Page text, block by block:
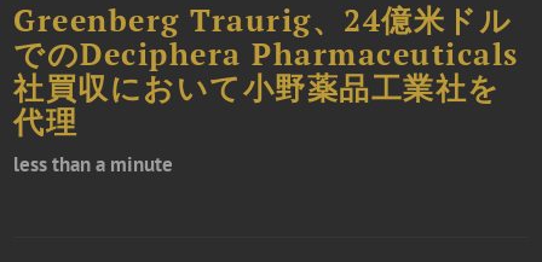
Greenberg Traurig、24億米ドル
でのDeciphera Pharmaceuticals
社買収において小野薬品工業社を
代理
less than a minute